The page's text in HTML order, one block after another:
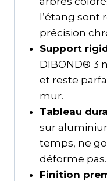
l’étang sont
précision
Support
DIBOND® 3
et reste
mur.
Tableau
sur
temps, ne
déforme pas.
Finition